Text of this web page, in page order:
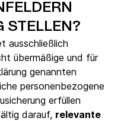
STELLEN?
ausschließlich
übermäßige und für
genannten
personenbezogene
erfüllen
darauf, relevante